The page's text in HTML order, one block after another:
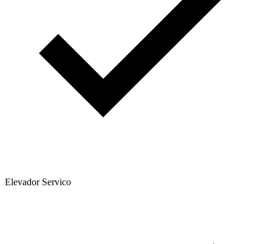
Elevador Servico